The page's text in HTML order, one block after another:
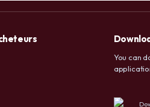
You can